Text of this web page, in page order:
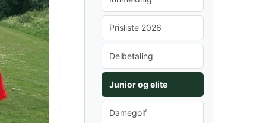
Prisliste 2026
Delbetaling
Junior og elite
Damegolf